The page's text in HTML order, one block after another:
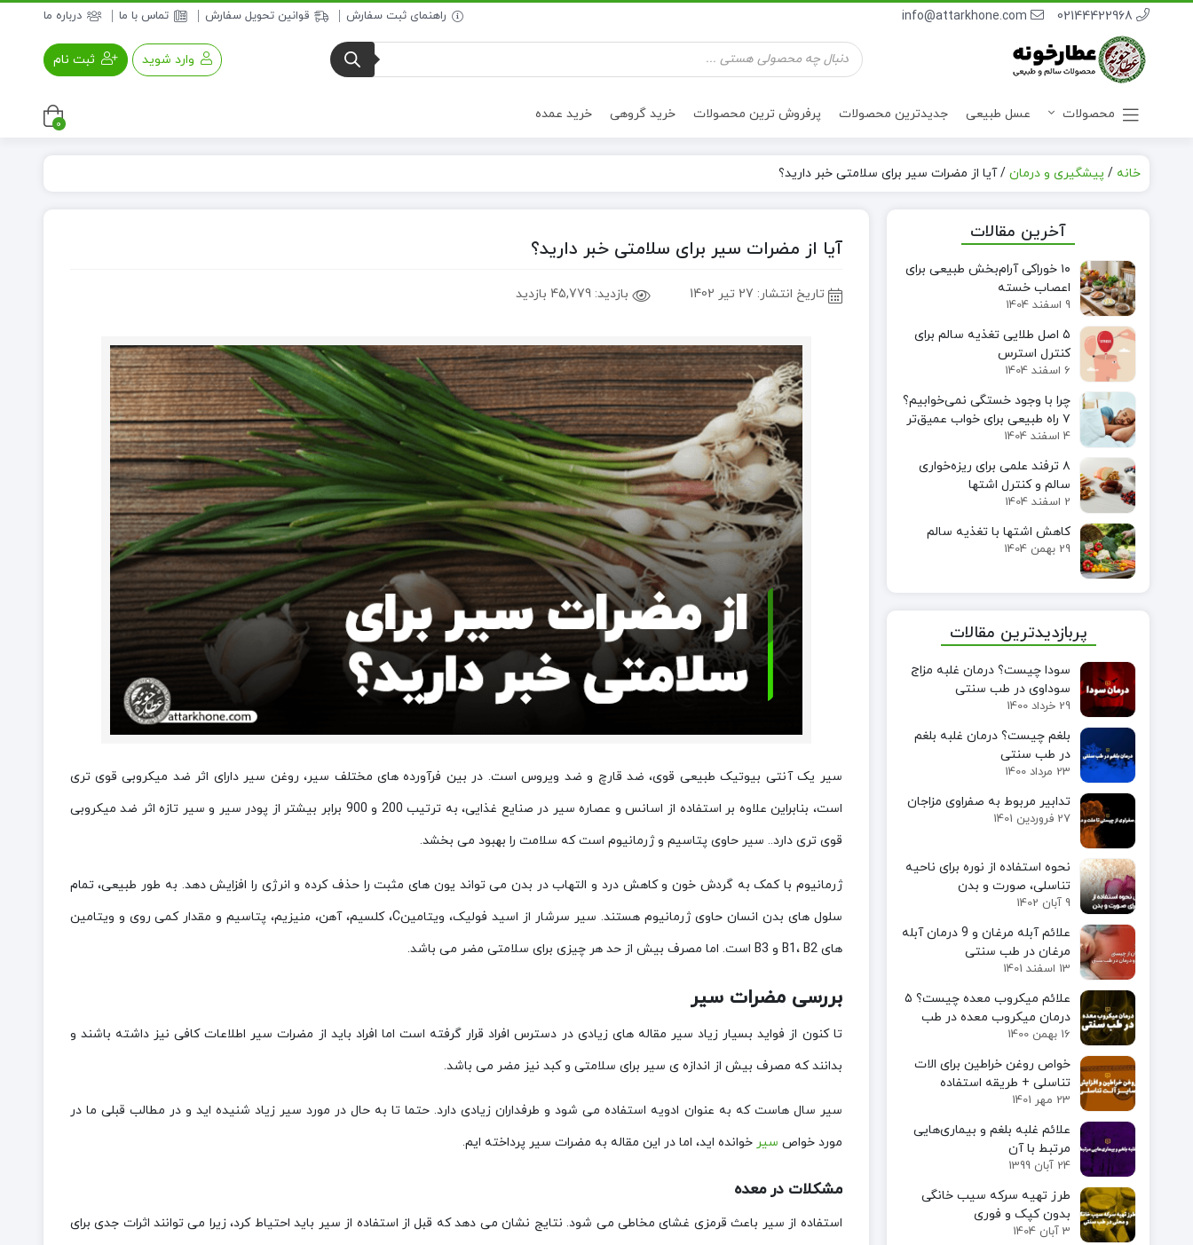
راهنمای ثبت سفارش قوانین تحویل سفارش تماس با ما درباره ما 02144422968
info@attarkhone.com
جستجوی
محصولات وارد شوید ثبت نام
محصولات
نوشیدنی ها
عسل طبیعی جدیدترین محصولات پرفروش ترین محصولات خرید گروهی خرید عمده
0
خانه / پیشگیری و درمان/آیا از مضرات سیر برای سلامتی خبر دارید؟
آیا از مضرات سیر برای سلامتی خبر دارید؟
تاریخ انتشار: 27 تیر 1402 بازدید:45,779 بازدید
سیر یک آنتی بیوتیک طبیعی قوی، ضد قارچ و ضد ویروس است. در بین فرآورده های مختلف سیر، روغن سیر دارای اثر ضد میکروبی قوی تری
است، بنابراین علاوه بر استفاده از اسانس و عصاره سیر در صنایع غذایی، به ترتیب 200 و 900 برابر بیشتر از پودر سیر و سیر تازه اثر ضد میکروبی
قوی تری دارد.. سیر حاوی پتاسیم و ژرمانیوم است که سلامت را بهبود می بخشد.
ژرمانیوم با کمک به گردش خون و کاهش درد و التهاب در بدن می تواند یون های مثبت را حذف کرده و انرژی را افزایش دهد. به طور طبیعی، تمام
سلول های بدن انسان حاوی ژرمانیوم هستند. سیر سرشار از اسید فولیک، ویتامینC، کلسیم، آهن، منیزیم، پتاسیم و مقدار کمی روی و ویتامین
های B1، B2 و B3 است. اما مصرف بیش از حد هر چیزی برای سلامتی مضر می باشد.
بررسی مضرات سیر
تا کنون از فواید بسیار زیاد سیر مقاله های زیادی در دسترس افراد قرار گرفته است اما افراد باید از مضرات سیر اطلاعات کافی نیز داشته باشند و
بدانند که مصرف بیش از اندازه ی سیر برای سلامتی و کبد نیز مضر می باشد.
سیر سال هاست که به عنوان ادویه استفاده می شود و طرفداران زیادی دارد. حتما تا به حال در مورد سیر زیاد شنیده اید و در مطالب قبلی ما در
مورد خواص سیر خوانده اید، اما در این مقاله به مضرات سیر پرداخته ایم.
مشکلات در معده
استفاده از سیر باعث قرمزی غشای مخاطی می شود. نتایج نشان می دهد که قبل از استفاده از سیر باید احتیاط کرد، زیرا می توانند اثرات جدی برای
آخرین مقالات
۱۰ خوراکی آرام‌بخش طبیعی برای
اعصاب خسته
9 اسفند 1404
۵ اصل طلایی تغذیه سالم برای
کنترل استرس
6 اسفند 1404
چرا با وجود خستگی نمی‌خوابیم؟
۷ راه طبیعی برای خواب عمیق‌تر
4 اسفند 1404
۸ ترفند علمی برای ریزه‌خواری
سالم و کنترل اشتها
2 اسفند 1404
کاهش اشتها با تغذیه سالم
29 بهمن 1404
پربازدیدترین مقالات
سودا چیست؟ درمان غلبه مزاج
سوداوی در طب سنتی
29 خرداد 1400
بلغم چیست؟ درمان غلبه بلغم
در طب سنتی
23 مرداد 1400
تدابیر مربوط به صفراوی مزاجان
27 فروردین 1401
نحوه استفاده از نوره برای ناحیه
تناسلی، صورت و بدن
9 آبان 1402
علائم آبله مرغان و 9 درمان آبله
مرغان در طب سنتی
13 اسفند 1401
علائم میکروب معده چیست؟ ۵
درمان میکروب معده در طب
سنتی
16 بهمن 1400
خواص روغن خراطین برای الات
تناسلی + طریقه استفاده
23 مهر 1401
علائم غلبه بلغم و بیماری‌هایی
مرتبط با آن
24 آبان 1399
طرز تهیه سرکه سیب خانگی
بدون کپک و فوری
3 آبان 1404